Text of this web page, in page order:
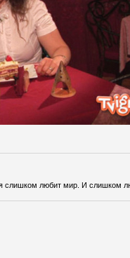
слишком любит мир. И слишком